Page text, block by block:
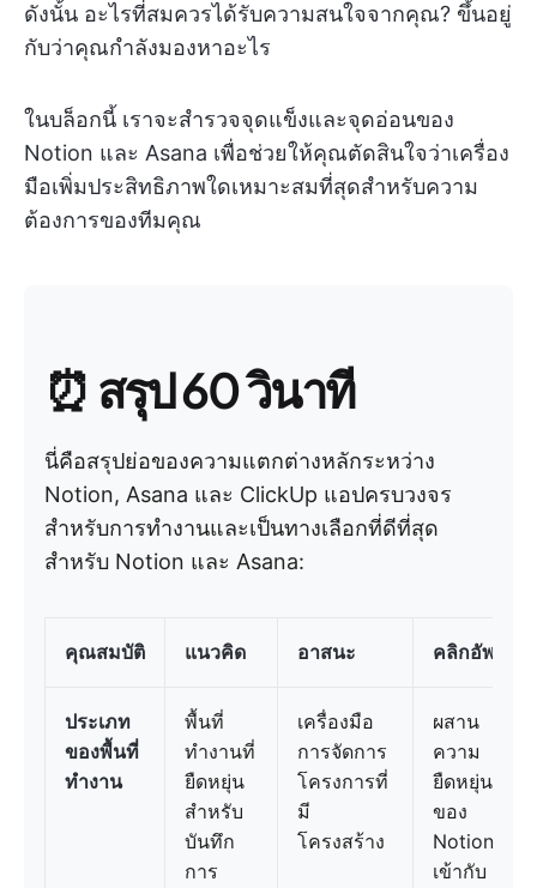
ดังนั้น อะไรที่สมควรได้รับความสนใจจากคุณ? ขึ้นอยู่
กับว่าคุณกำลังมองหาอะไร
ในบล็อกนี้ เราจะสำรวจจุดแข็งและจุดอ่อนของ
Notion และ Asana เพื่อช่วยให้คุณตัดสินใจว่าเครื่อง
มือเพิ่มประสิทธิภาพใดเหมาะสมที่สุดสำหรับความ
ต้องการของทีมคุณ
⏰ สรุป 60 วินาที
นี่คือสรุปย่อของความแตกต่างหลักระหว่าง
Notion, Asana และ ClickUp แอปครบวงจร
สำหรับการทำงานและเป็นทางเลือกที่ดีที่สุด
สำหรับ Notion และ Asana:
คุณสมบัติ แนวคิด อาสนะ คลิกอัพ
ประเภท
ของพื้นที่
ทำงาน
พื้นที่
ทำงานที่
ยืดหยุ่น
สำหรับ
บันทึก
การ
เครื่องมือ
การจัดการ
โครงการที่
มี
โครงสร้าง
ผสาน
ความ
ยืดหยุ่น
ของ
Notion
เข้ากับ